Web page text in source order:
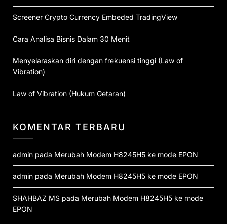
Screener Crypto Currency Embeded TradingView
Cara Analisa Bisnis Dalam 30 Menit
Menyelaraskan diri dengan frekuensi tinggi (Law of
Vibration)
Law of Vibration (Hukum Getaran)
KOMENTAR TERBARU
admin pada Merubah Modem H8245H5 ke mode EPON
admin pada Merubah Modem H8245H5 ke mode EPON
SHAHBAZ MS pada Merubah Modem H8245H5 ke mode
EPON